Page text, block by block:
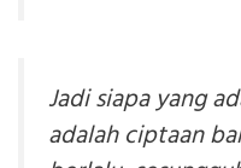
Jadi siapa yang
adalah ciptaan